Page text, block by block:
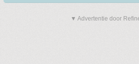
▼ Advertentie door